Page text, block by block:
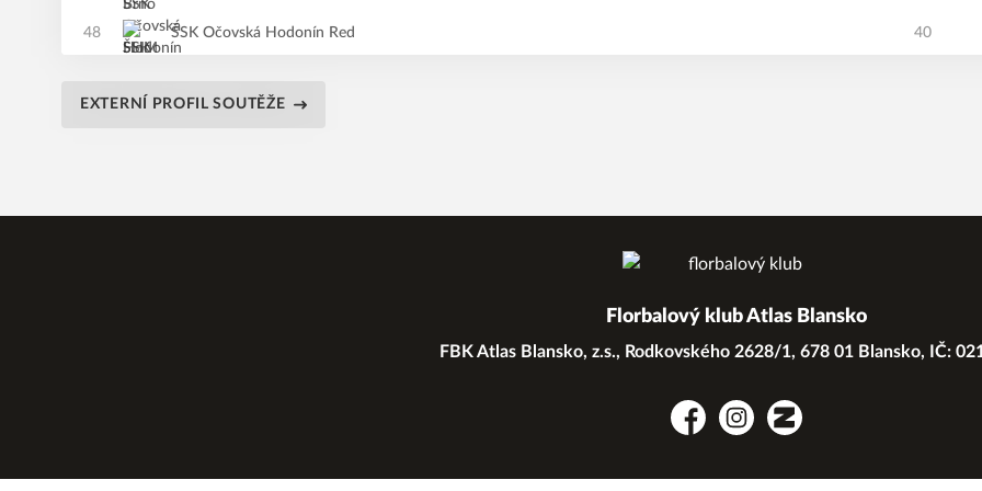
48 ŠSK Očovská Hodonín Red 40
EXTERNÍ PROFIL SOUTĚŽE
Florbalový klub Atlas Blansko
FBK Atlas Blansko, z.s., Rodkovského 2628/1, 678 01 Blansko, IČ:
FacebookInstagramZonerama